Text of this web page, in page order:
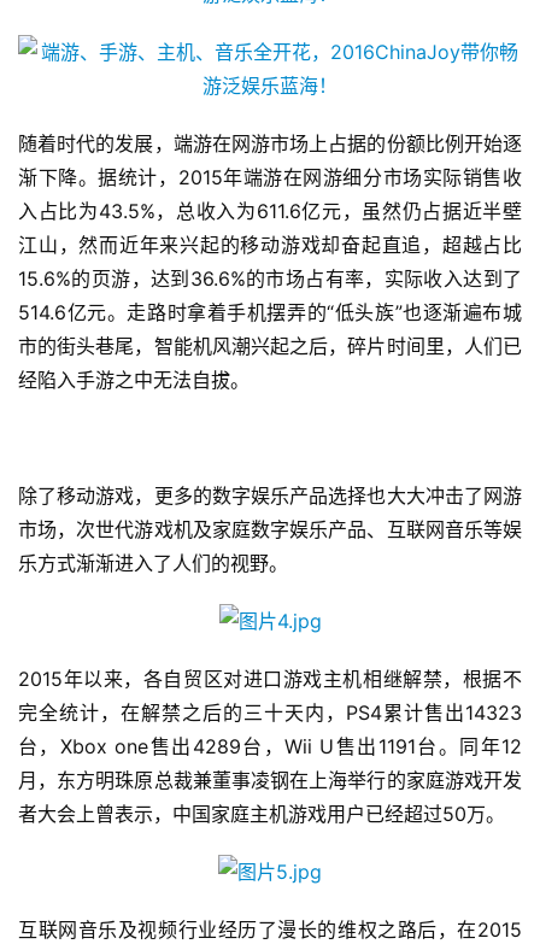
随着时代的发展，端游在网游市场上占据的份额比例开始逐
渐下降。据统计，2015年端游在网游细分市场实际销售收
入占比为43.5%，总收入为611.6亿元，虽然仍占据近半壁
江山，然而近年来兴起的移动游戏却奋起直追，超越占比
15.6%的页游，达到36.6%的市场占有率，实际收入达到了
514.6亿元。走路时拿着手机摆弄的“低头族”也逐渐遍布城
市的街头巷尾，智能机风潮兴起之后，碎片时间里，人们已
经陷入手游之中无法自拔。
除了移动游戏，更多的数字娱乐产品选择也大大冲击了网游
市场，次世代游戏机及家庭数字娱乐产品、互联网音乐等娱
乐方式渐渐进入了人们的视野。
2015年以来，各自贸区对进口游戏主机相继解禁，根据不
完全统计，在解禁之后的三十天内，PS4累计售出14323
台，Xbox one售出4289台，Wii U售出1191台。同年12
月，东方明珠原总裁兼董事凌钢在上海举行的家庭游戏开发
者大会上曾表示，中国家庭主机游戏用户已经超过50万。
互联网音乐及视频行业经历了漫长的维权之路后，在2015